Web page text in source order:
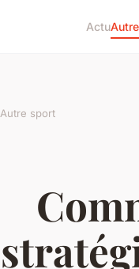
Actu
Autre sport